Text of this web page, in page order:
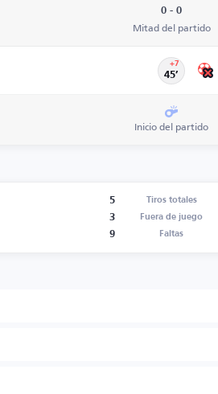
0 - 0
Mitad del partido
45’
+7
Inicio del partido
5 Tiros totales
3
Fuera de juego
9
Faltas